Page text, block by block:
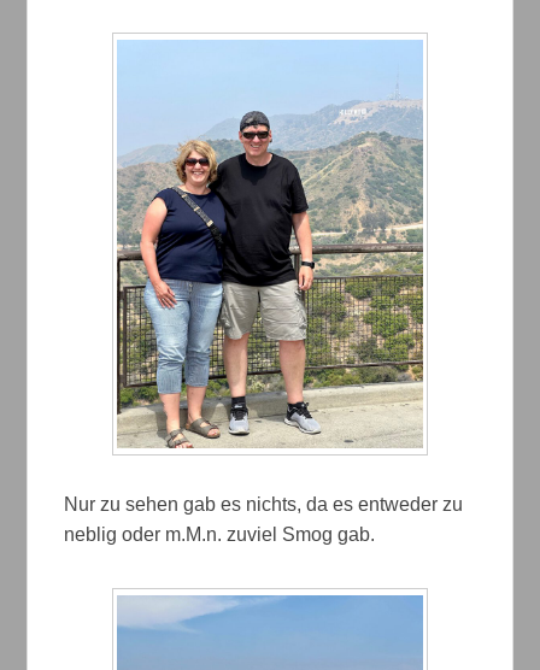
Nur zu sehen gab es nichts, da es entweder zu
neblig oder m.M.n. zuviel Smog gab.